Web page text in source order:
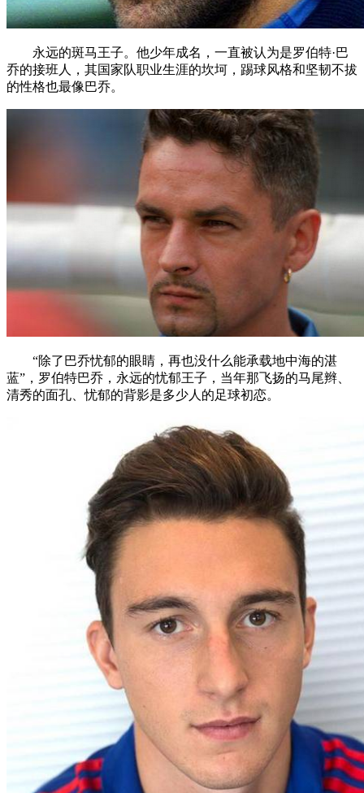
永远的斑马王子。他少年成名，一直被认为是罗伯特·巴
乔的接班人，其国家队职业生涯的坎坷，踢球风格和坚韧不拔
的性格也最像巴乔。
“除了巴乔忧郁的眼睛，再也没什么能承载地中海的湛
蓝”，罗伯特巴乔，永远的忧郁王子，当年那飞扬的马尾辫、
清秀的面孔、忧郁的背影是多少人的足球初恋。